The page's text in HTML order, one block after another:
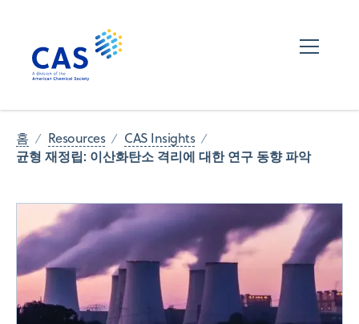
홈 Resources CAS Insights
균형 재정립: 이산화탄소 격리에 대한 연구 동향 파악